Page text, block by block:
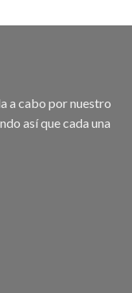
a cabo por nuestro
así que cada una